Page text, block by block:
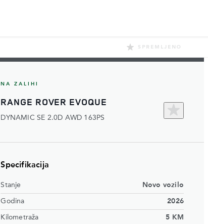
SPREMLJENO
NA ZALIHI
RANGE ROVER EVOQUE
DYNAMIC SE 2.0D AWD 163PS
Specifikacija
Stanje Novo vozilo
Godina 2026
Kilometraža 5 KM